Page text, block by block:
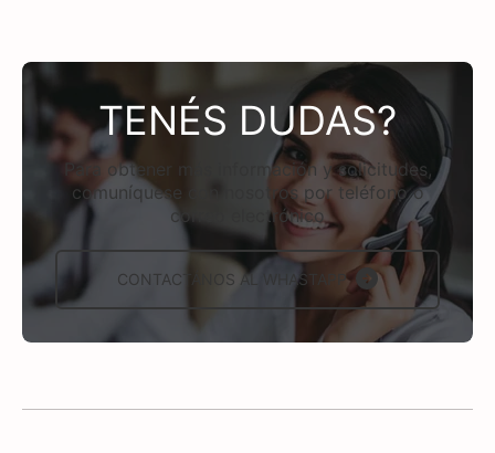
TENÉS DUDAS?
Para obtener más información y solicitudes,
comuníquese con nosotros por teléfono o
correo electrónico
CONTACTÁNOS AL WHASTAPP